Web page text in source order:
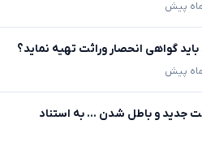
گواهی انحصار وراثت تهیه نماید؟
جدید و باطل شدن ... به استناد